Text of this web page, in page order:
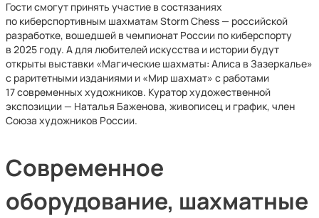
Гости смогут принять участие в состязаниях
по киберспортивным шахматам Storm Chess — российской
разработке, вошедшей в чемпионат России по киберспорту
в 2025 году. А для любителей искусства и истории будут
открыты выставки «Магические шахматы: Алиса в Зазеркалье»
с раритетными изданиями и «Мир шахмат» с работами
17 современных художников. Куратор художественной
экспозиции — Наталья Баженова, живописец и график, член
Союза художников России.
Современное
оборудование, шахматные